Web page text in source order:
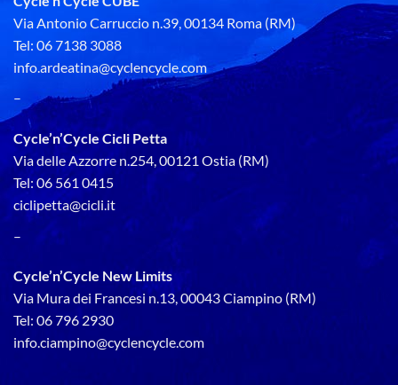
Via Antonio Carruccio n.39, 00134 Roma (RM)
Tel: 06 7138 3088
info.ardeatina@cyclencycle.com
–
Cycle’n’Cycle Cicli Petta
Via delle Azzorre n.254, 00121 Ostia (RM)
Tel: 06 561 0415
ciclipetta@cicli.it
–
Cycle’n’Cycle New Limits
Via Mura dei Francesi n.13, 00043 Ciampino (RM)
Tel: 06 796 2930
info.ciampino@cyclencycle.com